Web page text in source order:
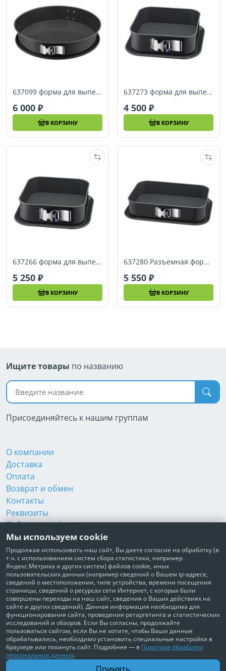
637099 форма для выпечки Kaiser La Forme Plus 32 см
6 000
В КОРЗИНУ
637273 форма для выпечки Kaiser La Forme Plus 18х18 см
4 500
В КОРЗИНУ
637266 форма для выпечки Kaiser La Forme Plus 24х24 см
5 250
В КОРЗИНУ
637280 Разъемная форма для выпечки Kaiser La Forme Plus 35х24 см
5 550
В КОРЗИНУ
В корзину
Ищите товары по названию
Поиск по названию
Присоединяйтесь к нашим группам
О компании
Доставка
Оплата
Возврат и обмен
Контакты
Реквизиты
Публичная оферта
Пользовательское соглашение
Политика обработки персональных данных
Согласие на обработку персональных данных
Согласие на рекламные рассылки
+7 495 210-10-57
© Забота о Вас.ру
Москва, Электродный проезд, д. 14 стр.1 офис 18
ИП Максимова Татьяна Александровна · ИНН 772006379720
Мы используем cookie
Продолжая использовать наш сайт, Вы даете согласие на обработку (в
т.ч. с использованием систем сбора статистики, например
Яндекс.Метрика и других систем) файлов cookie, иных
пользовательских данных (например сведений о Вашем ip-адресе,
сведений о местоположении, типе устройства, времени посещения
страницы, сведений о ресурсах сети Интернет, с которых были
совершены переходы на наш сайт, сведения о Ваших действиях на
сайте и других сведений). Данная информация необходима для
функционирования сайта, проведения ретаргетинга и статистических
исследований и обзоров. Если Вы согласны, продолжайте
пользоваться сайтом, если Вы не хотите, чтобы Ваши данные
обрабатывались, необходимо установить специальные настройки в
браузере или покинуть сайт. Подробнее — в Политике обработки
персональных данных.